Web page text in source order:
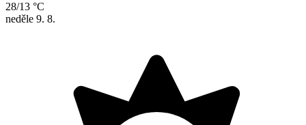
28/13 °C
neděle 9. 8.